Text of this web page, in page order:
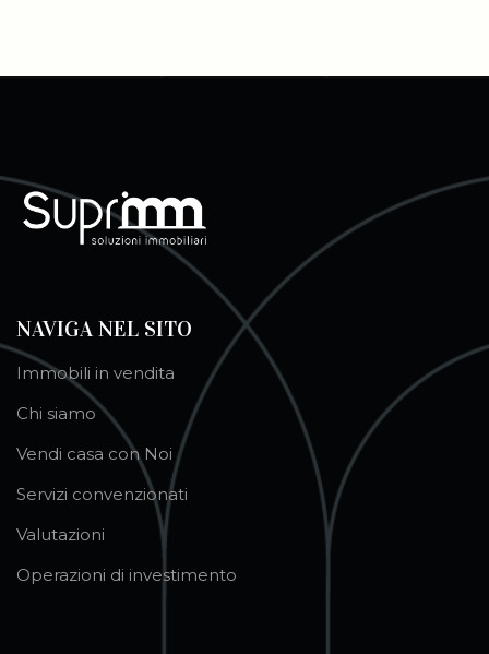
NAVIGA NEL SITO
Immobili in vendita
Chi siamo
Vendi casa con Noi
Servizi convenzionati
Valutazioni
Operazioni di investimento